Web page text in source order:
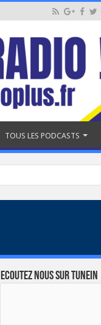
TOUS LES PODCASTS
Ecoutez nous sur TuneIn